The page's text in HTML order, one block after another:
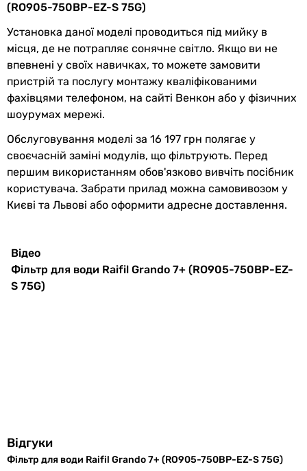
Фізичні характеристики
Колір білий
Габарити в упаковці
Ширина в
упаковці
400 мм
Висота в
упаковці
480 мм
Глибина в
упаковці
200 мм
Гарантія
повідомлення. Магазин не несе відповідальності за зміни,
внесені виробником.
(RO905-750BP-EZ-S 75G)
Установка даної моделі проводиться під мийку в
місця, де не потрапляє сонячне світло. Якщо ви не
впевнені у своїх навичках, то можете замовити
пристрій та послугу монтажу кваліфікованими
фахівцями телефоном, на сайті Венкон або у фізичних
шоурумах мережі.
Обслуговування моделі за 16 197 грн полягає у
своєчасній заміні модулів, що фільтрують. Перед
першим використанням обов'язково вивчіть посібник
користувача. Забрати прилад можна самовивозом у
Києві та Львові або оформити адресне доставлення.
Відео
Фільтр для води Raifil Grando 7+ (RO905-750BP-EZ-
S 75G)
Відгуки
Фільтр для води Raifil Grando 7+ (RO905-750BP-EZ-S 75G)